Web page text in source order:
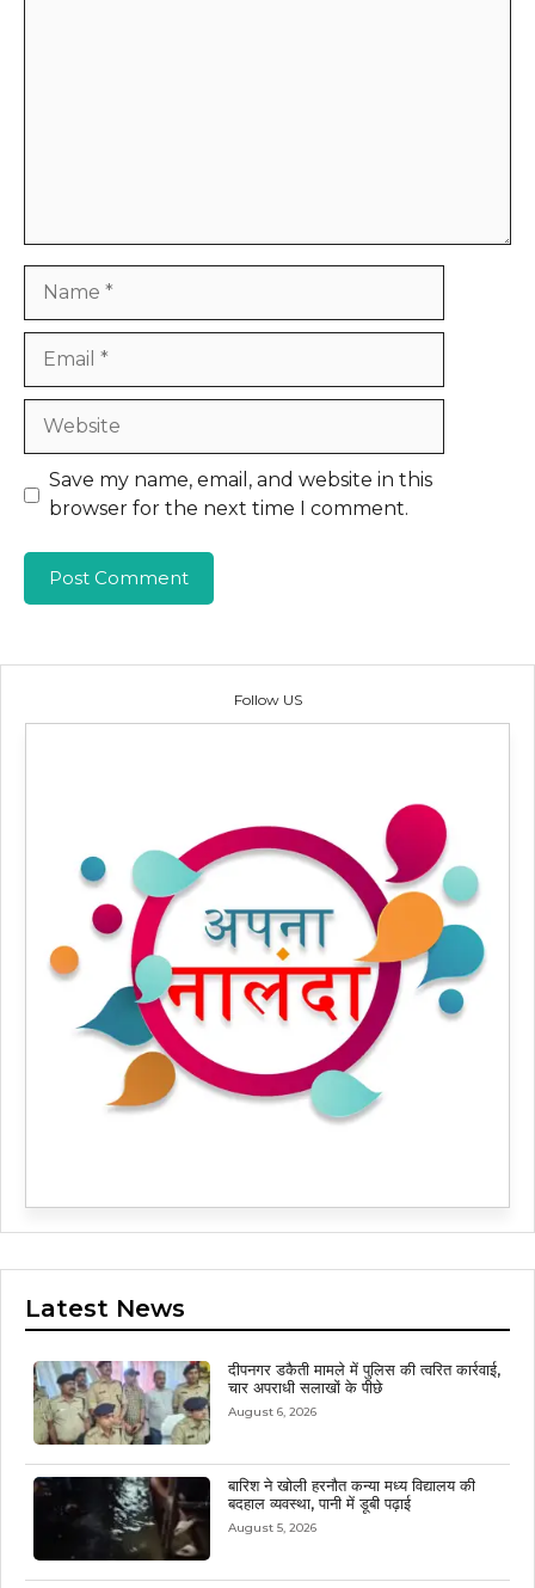
Website
Save my name, email, and website in this
browser for the next time I comment.
Follow US
Latest News
दीपनगर डकैती मामले में पुलिस की त्वरित कार्रवाई,
चार अपराधी सलाखों के पीछे
August 6, 2026
बारिश ने खोली हरनौत कन्या मध्य विद्यालय की
बदहाल व्यवस्था, पानी में डूबी पढ़ाई
August 5, 2026